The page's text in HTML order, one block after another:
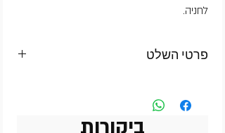
לחניה.
פרטי השלט
ללוחית רישוי של רכב)ביקורות